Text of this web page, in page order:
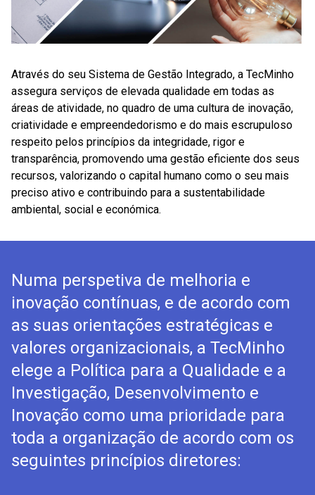
Através do seu Sistema de Gestão Integrado, a TecMinho
assegura serviços de elevada qualidade em todas as
áreas de atividade, no quadro de uma cultura de inovação,
criatividade e empreendedorismo e do mais escrupuloso
respeito pelos princípios da integridade, rigor e
transparência, promovendo uma gestão eficiente dos seus
recursos, valorizando o capital humano como o seu mais
preciso ativo e contribuindo para a sustentabilidade
ambiental, social e económica.
Numa perspetiva de melhoria e
inovação contínuas, e de acordo com
as suas orientações estratégicas e
valores organizacionais, a TecMinho
elege a Política para a Qualidade e a
Investigação, Desenvolvimento e
Inovação como uma prioridade para
toda a organização de acordo com os
seguintes princípios diretores: